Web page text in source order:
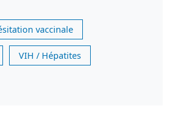
vaccinale
VIH / Hépatites